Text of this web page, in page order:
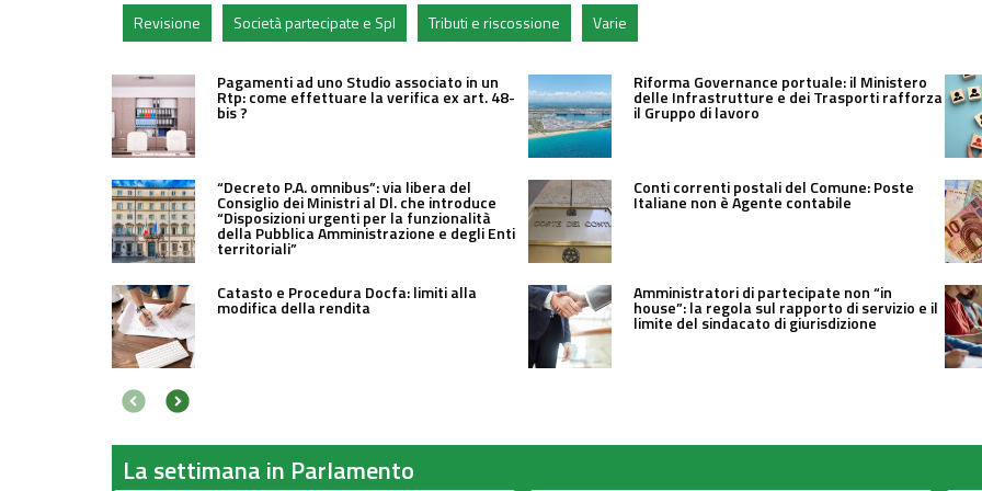
Revisione Società partecipate e Spl Tributi e riscossione Varie
Pagamenti ad uno Studio associato in un
Rtp: come effettuare la verifica ex art. 48-
bis ?
Riforma Governance portuale: il Ministero
delle Infrastrutture e dei Trasporti rafforza
il Gruppo di lavoro
“Decreto P.A. omnibus”: via libera del
Consiglio dei Ministri al Dl. che introduce
“Disposizioni urgenti per la funzionalità
della Pubblica Amministrazione e degli Enti
territoriali”
Conti correnti postali del Comune: Poste
Italiane non è Agente contabile
Catasto e Procedura Docfa: limiti alla
modifica della rendita
Amministratori di partecipate non “in
house”: la regola sul rapporto di servizio e il
limite del sindacato di giurisdizione
La settimana in Parlamento